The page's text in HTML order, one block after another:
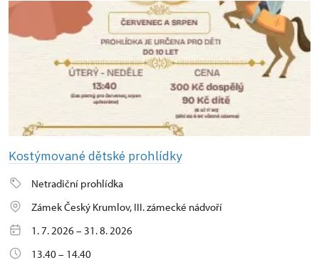
Kostýmované dětské prohlídky
Netradiční prohlídka
Zámek Český Krumlov, III. zámecké nádvoří
1. 7. 2026 – 31. 8. 2026
13.40 – 14.40